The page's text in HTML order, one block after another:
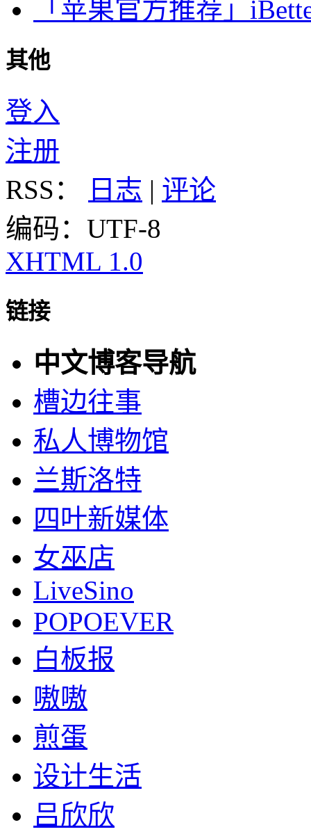
「苹果官方推荐」
其他
登入
注册
RSS：
日志 | 评论
编码：UTF-8
XHTML 1.0
链接
中文博客导航
槽边往事
私人博物馆
兰斯洛特
四叶新媒体
女巫店
LiveSino
POPOEVER
白板报
嗷嗷
煎蛋
设计生活
吕欣欣